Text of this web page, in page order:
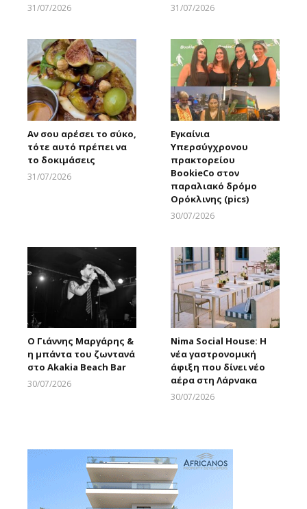
31/07/2026
31/07/2026
Αν σου αρέσει το σύκο,
τότε αυτό πρέπει να
το δοκιμάσεις
31/07/2026
Εγκαίνια
Υπερσύγχρονου
πρακτορείου
BookieCo στον
παραλιακό δρόμο
Ορόκλινης (pics)
30/07/2026
Ο Γιάννης Μαργάρης &
η μπάντα του ζωντανά
στο Akakia Beach Bar
30/07/2026
Nima Social House: Η
νέα γαστρονομική
άφιξη που δίνει νέο
αέρα στη Λάρνακα
30/07/2026